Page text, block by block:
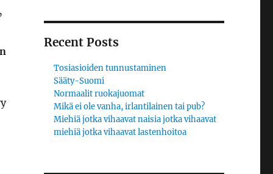
Recent Posts
Tosiasioiden tunnustaminen
Sääty-Suomi
Normaalit ruokajuomat
Mikä ei ole vanha, irlantilainen tai pub?
Miehiä jotka vihaavat naisia jotka vihaavat
miehiä jotka vihaavat lastenhoitoa